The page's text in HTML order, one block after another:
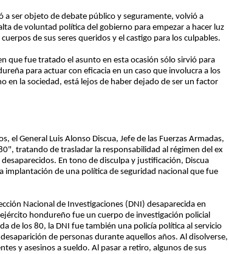
a ser objeto de debate público y seguramente, volvió a
de voluntad política del gobierno para empezar a hacer luz
de sus seres queridos y el castigo para los culpables.
que fue tratado el asunto en esta ocasión sólo sirvió para
para actuar con eficacia en un caso que involucra a los
la sociedad, está lejos de haber dejado de ser un factor
General Luis Alonso Discua, Jefe de las Fuerzas Armadas,
tratando de trasladar la responsabilidad al régimen del ex
En tono de disculpa y justificación, Discua
implantación de una política de seguridad nacional que fue
Nacional de Investigaciones (DNI) desaparecida en
hondureño fue un cuerpo de investigación policial
de los 80, la DNI fue también una policía política al servicio
de personas durante aquellos años. Al disolverse,
y asesinos a sueldo. Al pasar a retiro, algunos de sus